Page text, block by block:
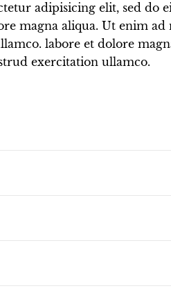
adipisicing elit, sed do
magna aliqua. Ut enim
labore et dolore
exercitation ullamco.